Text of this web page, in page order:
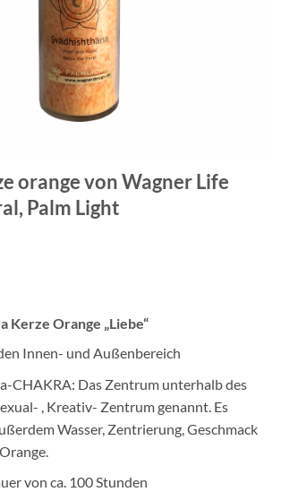
orange von Wagner Life
Palm Light
Kerze Orange „Liebe“
Innen- und Außenbereich
CHAKRA: Das Zentrum unterhalb des
, Kreativ- Zentrum genannt. Es
Wasser, Zentrierung, Geschmack
von ca. 100 Stunden